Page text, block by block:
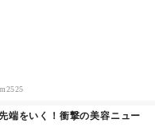
端をいく！衝撃の美容ニュー